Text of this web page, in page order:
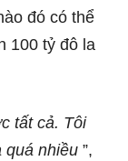
đó có thể
100 tỷ đô la
tất cả. Tôi
quá nhiều ”,